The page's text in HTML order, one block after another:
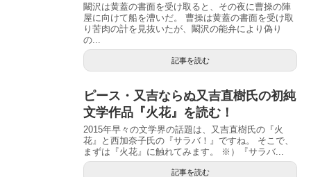
闞沢は黄蓋の書面を受け取ると、その夜に曹操の陣
屋に向けて船を漕いだ。 曹操は黄蓋の書面を受け取
り苦肉の計を見抜いたが、闞沢の能弁により偽り
の...
記事を読む
ピース・又吉ならぬ又吉直樹氏の初純
文学作品『火花』を読む！
2015年早々の文学界の話題は、又吉直樹氏の『火
花』と西加奈子氏の『サラバ！』ですね。 そこで、
まずは『火花』に触れてみます。 ※）『サラバ...
記事を読む